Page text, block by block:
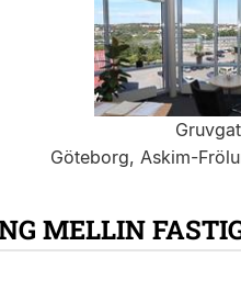
Göteborg, Askim-
MELLIN